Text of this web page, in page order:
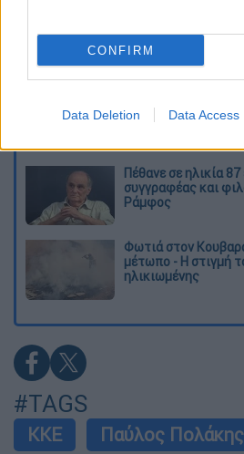
CONFIRM
Data Deletion Data Access
προσγειώθηκαν
Προθεσμία να
χειριστής και
νερού στη Σάρτη
κλείσουν τα ντους
Πέθανε σε ηλικία
συγγραφέας και
Ράμφος
Φωτιά στον
μέτωπο - Η στιγμή
ηλικιωμένης
#TAGS
ΚΚΕ
Παύλος Πολάκης